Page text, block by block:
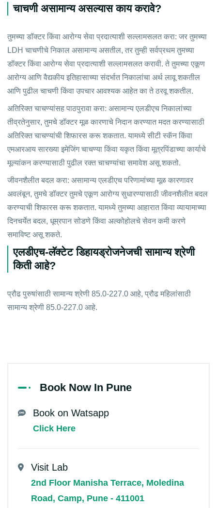
चाचणी असामान्य असल्यास काय करावे?
तुमच्या डॉक्टर किंवा आरोग्य सेवा प्रदात्याशी सल्लामसलत करा: जर तुमच्या
LDH चाचणीचे निकाल असामान्य असतील, तर तुम्ही सर्वप्रथम तुमच्या
डॉक्टर किंवा आरोग्य सेवा प्रदात्याशी सल्लामसलत करावी. ते तुमच्या एकूण
आरोग्य आणि वैद्यकीय इतिहासाच्या संदर्भात निकालांचा अर्थ लावू शकतील
आणि पुढील चाचणी किंवा उपचार आवश्यक आहेत का ते ठरवू शकतील.
अतिरिक्त चाचण्यांसह पाठपुरावा करा: असामान्य एलडीएच निकालांच्या
तीव्रतेनुसार, तुमचे डॉक्टर मूळ कारणाचे निदान करण्यात मदत करण्यासाठी
अतिरिक्त चाचण्यांची शिफारस करू शकतात. यामध्ये सीटी स्कॅन किंवा
एमआरआय सारख्या इमेजिंग चाचण्या किंवा यकृत किंवा मूत्रपिंडाच्या कार्याचे
मूल्यांकन करण्यासाठी पुढील रक्त चाचण्यांचा समावेश असू शकतो.
जीवनशैलीत बदल करा: असामान्य एलडीएच परिणामांच्या मूळ कारणावर
अवलंबून, तुमचे डॉक्टर तुमचे एकूण आरोग्य सुधारण्यासाठी जीवनशैलीत बदल
करण्याची शिफारस करू शकतात. यामध्ये तुमच्या आहारात किंवा व्यायामाच्या
दिनचर्येत बदल, धूम्रपान सोडणे किंवा अल्कोहोलचे सेवन कमी करणे
समाविष्ट असू शकते.
एलडीएच-लॅक्टेट डिहायड्रोजनेजची सामान्य श्रेणी
किती आहे?
प्रौढ पुरुषांसाठी सामान्य श्रेणी 85.0-227.0 आहे, प्रौढ महिलांसाठी
सामान्य श्रेणी 85.0-227.0 आहे.
Book Now In Pune
Book on Watsapp
Click Here
Visit Lab
2nd Floor Manisha Terrace, Moledina
Road, Camp, Pune - 411001